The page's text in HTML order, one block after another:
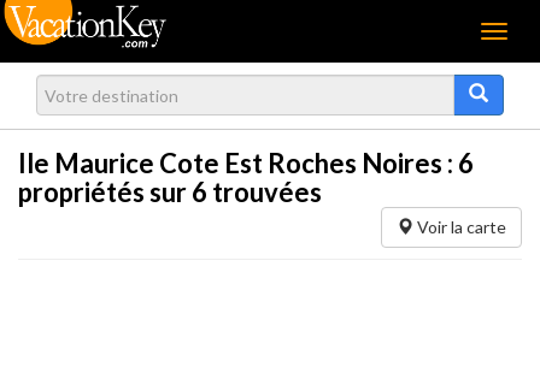
Menu
Ile Maurice Cote Est Roches Noires : 6
propriétés sur 6 trouvées
Voir la carte